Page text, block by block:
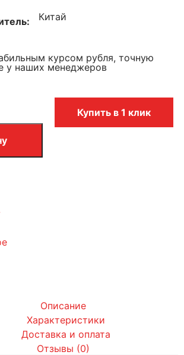
Китай
курсом рубля, точную
у наших менеджеров
Купить в 1 клик
Описание
Характеристики
Доставка и оплата
Отзывы (0)